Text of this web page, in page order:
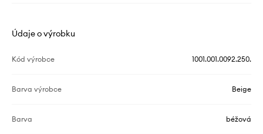
Údaje o výrobku
Kód výrobce 1001.001.0092.250.
Barva výrobce Beige
Barva béžová